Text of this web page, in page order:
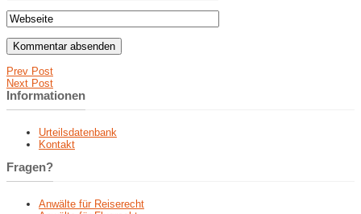
Prev Post
Next Post
Informationen
Urteilsdatenbank
Kontakt
Fragen?
Anwälte für Reiserecht